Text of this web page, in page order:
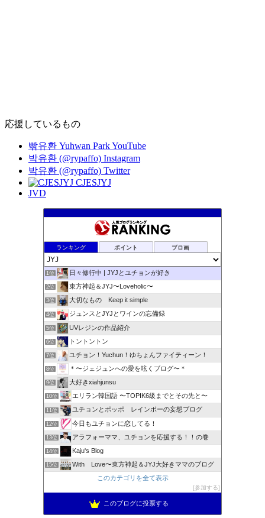
応援しているもの
빢유환 Yuhwan Park YouTube
박유환 (@rypaffo) Instagram
박유환 (@rypaffo) Twitter
CJESJYJ
JVD
ランキング ポイント ブロ画
1位 日々修行中 | JYJとユチョンが好き
2位 東方神起＆JYJ〜Loveholic〜
3位 大切なもの Keep it simple
4位 ジュンスとJYJとワインの忘備録
5位 UVレジンの作品紹介
6位 トントントン
7位 ユチョン！Yuchun！ゆちょんファイティーン！
8位 ＊〜ジェジュンへの愛を呟くブログ〜＊
9位 大好きxiahjunsu
10位 エリラン韓国語 〜TOPIK6級までとその先と〜
11位 ユチョンとポッポ レインボーの妄想ブログ
12位 今日もユチョンに恋してる！
13位 アラフォーママ、ユチョンを応援する！！の巻
14位 Kaju's Blog
15位
With Love〜東方神起＆JYJ大好きママのブログ
このカテゴリを全て表示
参加する
このブログに投票する